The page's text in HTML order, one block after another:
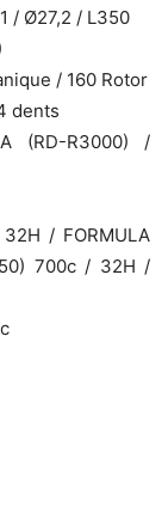
/ Ø27,2 / L350
/ 160 Rotor
dents
(RD-R3000) /
/ FORMULA
700c / 32H /